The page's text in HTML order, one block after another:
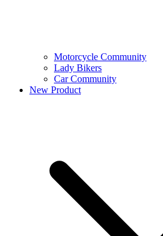
Motorcycle Community
Lady Bikers
Car Community
New Product